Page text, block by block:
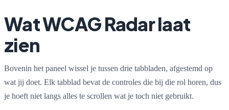
Wat WCAG Radar laat
zien
Bovenin het paneel wissel je tussen drie tabbladen, afgestemd op
wat jij doet. Elk tabblad bevat de controles die bij die rol horen, dus
je hoeft niet langs alles te scrollen wat je toch niet gebruikt.